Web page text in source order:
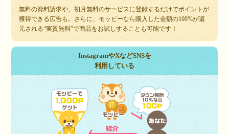
無料の資料請求や、初月無料のサービスに登録するだけでポイントが
獲得できる広告も。さらに、モッピーなら購入した金額の100%が還
元される“実質無料”で商品をお試しすることも可能です！
InstagramやXなどSNSを
利用している